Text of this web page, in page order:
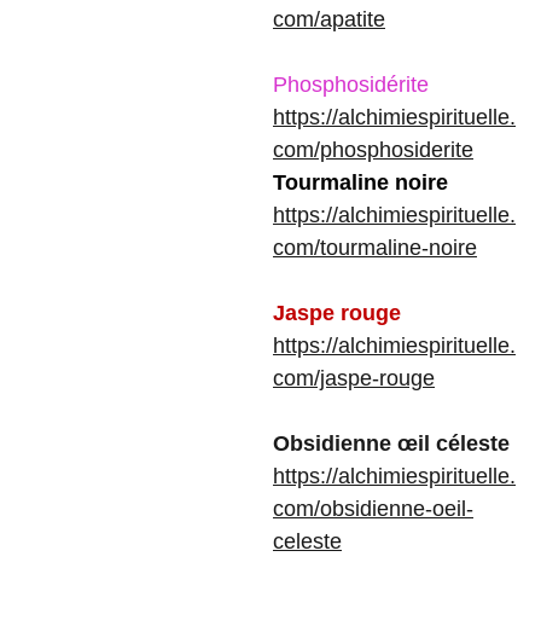
com/apatite
Phosphosidérite
https://alchimiespirituelle.
com/phosphosiderite
Tourmaline noire
https://alchimiespirituelle.
com/tourmaline-noire
Jaspe rouge
https://alchimiespirituelle.
com/jaspe-rouge
Obsidienne œil céleste
https://alchimiespirituelle.
com/obsidienne-oeil-
celeste